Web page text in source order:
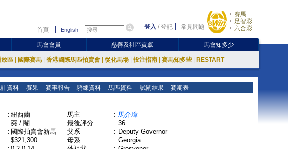
首頁 English 登入 /登記 常見問題
賽馬
足智彩
六合彩
馬會會員 慈善及社區貢獻 馬會知多少
放區 國際賽馬 香港國際馬匹拍賣會 從化馬場 投注指南 賽馬知多些 RESTART
資料 賽果 賽事報告 騎練資料 馬匹資料 試閘結果 賽期表
: 紐西蘭
: 棗 / 閹
: 國際拍賣會新馬
: $321,300
馬主 : 馬介璋
最後評分
: 36
父系
: Deputy Governor
母系
: Georgia